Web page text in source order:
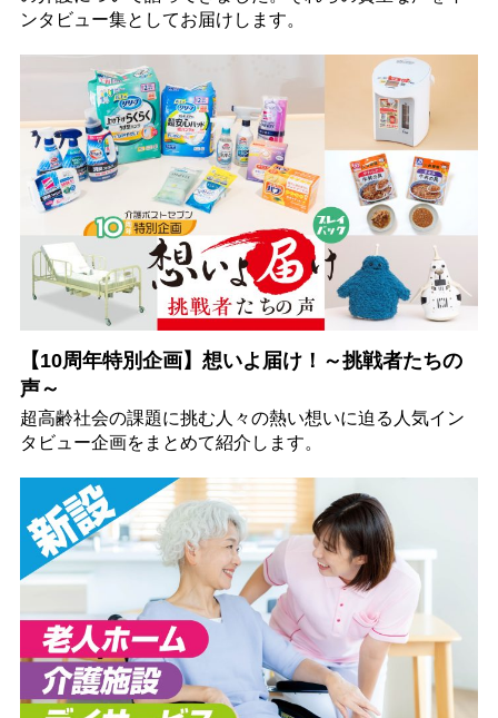
ンタビュー集としてお届けします。
【10周年特別企画】想いよ届け！～挑戦者たちの
声～
超高齢社会の課題に挑む人々の熱い想いに迫る人気イン
タビュー企画をまとめて紹介します。